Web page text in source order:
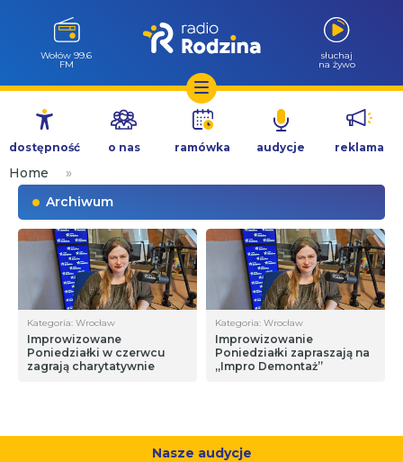
Przejdź
treści
Wołów 99.6
FM
słuchaj
na żywo
dostępność o nas ramówka audycje reklama
Home
»
Archiwum
Kategoria: Wrocław
Improwizowane
Poniedziałki w czerwcu
zagrają charytatywnie
Kategoria: Wrocław
Improwizowanie
Poniedziałki zapraszają na
„Impro Demontaż”
Nasze audycje